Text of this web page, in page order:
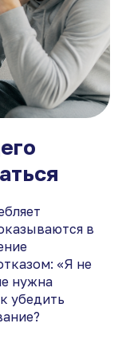
в
«Я не
нужна
убедить